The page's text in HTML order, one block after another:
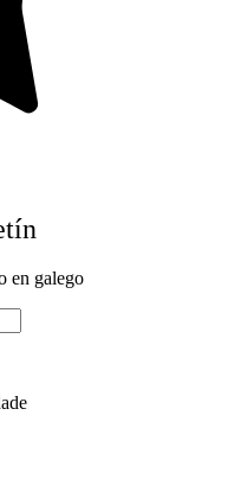
en galego